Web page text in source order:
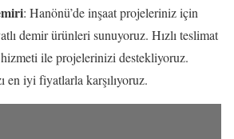
: Hanönü’de inşaat projeleriniz için
demir ürünleri sunuyoruz. Hızlı teslimat
ile projelerinizi destekliyoruz.
en iyi fiyatlarla karşılıyoruz.